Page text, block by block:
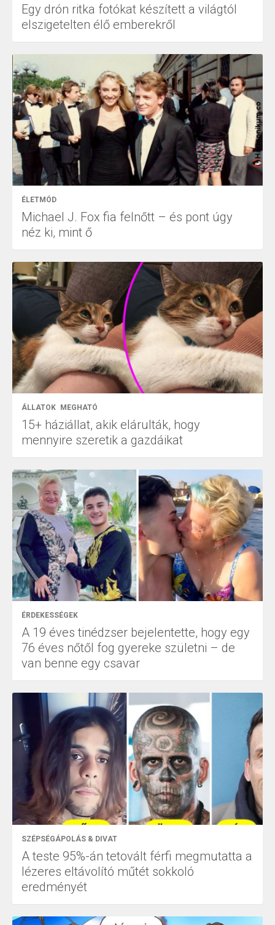
Egy drón ritka fotókat készített a világtól
elszigetelten élő emberekről
ÉLETMÓD
Michael J. Fox fia felnőtt – és pont úgy
néz ki, mint ő
ÁLLATOK MEGHATÓ
15+ háziállat, akik elárulták, hogy
mennyire szeretik a gazdáikat
ÉRDEKESSÉGEK
A 19 éves tinédzser bejelentette, hogy egy
76 éves nőtől fog gyereke születni – de
van benne egy csavar
SZÉPSÉGÁPOLÁS & DIVAT
A teste 95%-án tetovált férfi megmutatta a
lézeres eltávolító műtét sokkoló
eredményét